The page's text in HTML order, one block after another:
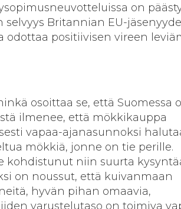
on
Britannian EU-
positiivisen vireen
osoittaa se, että Suomessa
ilmenee, että mökkikauppa
vapaa-ajanasunnoksi
mökkiä, jonne on tie perille.
kohdistunut niin suurta
on noussut, että kuivanmaan
hyvän pihan omaavia,
varustelutaso on toimiva